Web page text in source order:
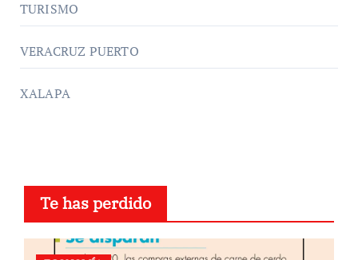
TURISMO
VERACRUZ PUERTO
XALAPA
Te has perdido